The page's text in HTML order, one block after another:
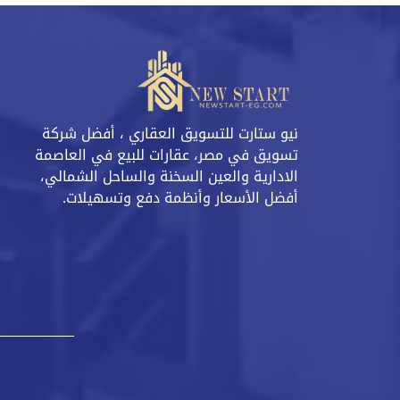
نيو ستارت للتسويق العقاري ، أفضل شركة
تسويق في مصر، عقارات للبيع في العاصمة
الادارية والعين السخنة والساحل الشمالي،
أفضل الأسعار وأنظمة دفع وتسهيلات.